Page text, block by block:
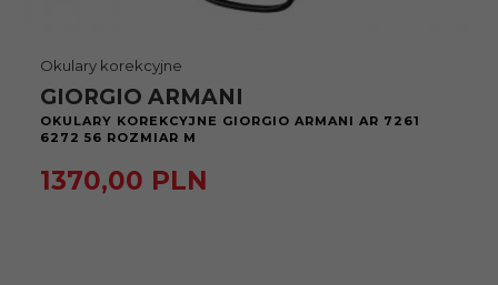
Okulary korekcyjne
GIORGIO ARMANI
OKULARY KOREKCYJNE GIORGIO ARMANI AR 7261
6272 56 ROZMIAR M
1370,00 PLN